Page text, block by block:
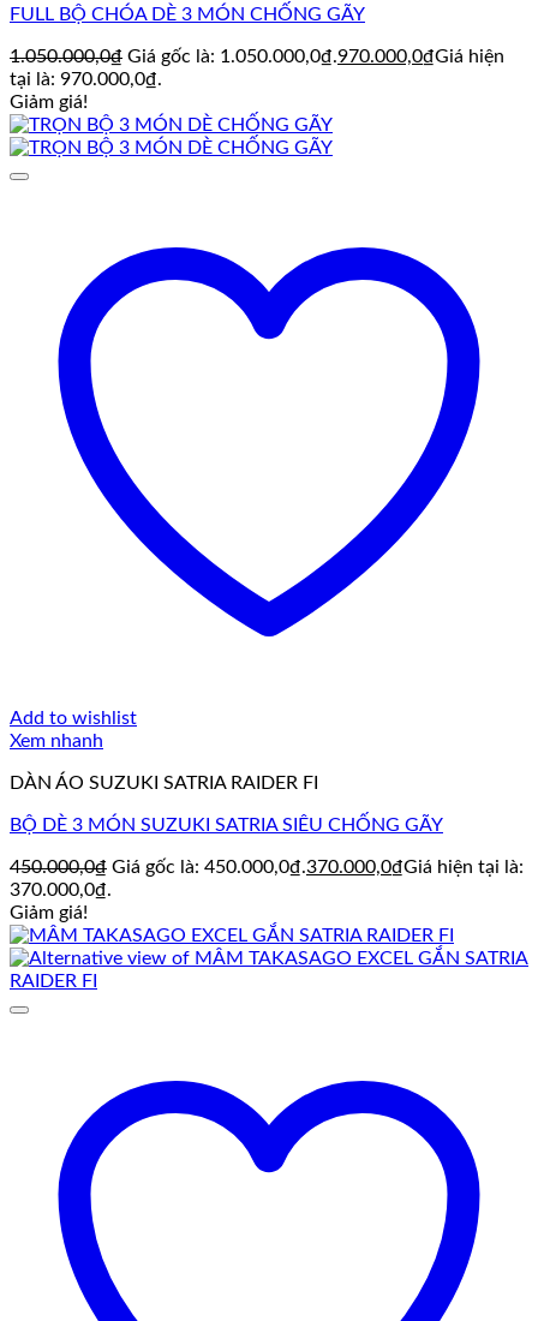
FULL BỘ CHÓA DÈ 3 MÓN CHỐNG GÃY
1.050.000,0₫ Giá gốc là: 1.050.000,0₫.970.000,0₫Giá hiện
tại là: 970.000,0₫.
Giảm giá!
Add to wishlist
Xem nhanh
DÀN ÁO SUZUKI SATRIA RAIDER FI
BỘ DÈ 3 MÓN SUZUKI SATRIA SIÊU CHỐNG GÃY
450.000,0₫ Giá gốc là: 450.000,0₫.370.000,0₫Giá hiện tại là:
370.000,0₫.
Giảm giá!